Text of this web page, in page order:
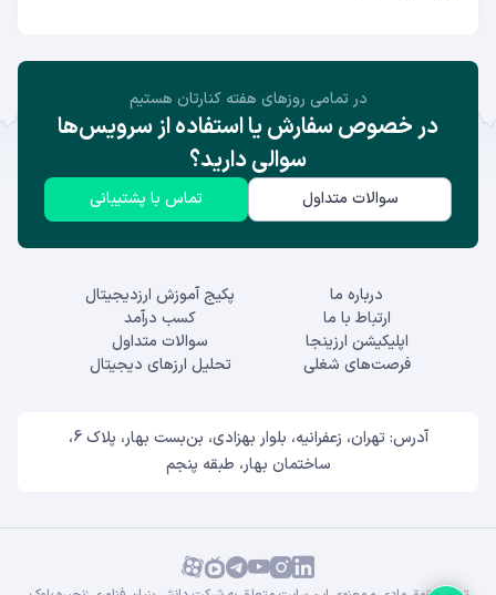
در تمامی روز‌های هفته کنارتان هستیم
در خصوص سفارش یا استفاده از سرویس‌ها
سوالی دارید؟
سوالات متداول تماس با پشتیبانی
درباره ما
ارتباط با ما
اپلیکیشن ارزینجا
فرصت‌های شغلی
پکیج آموزش ارزدیجیتال
کسب درآمد
سوالات متداول
تحلیل ارزهای دیجیتال
آدرس: تهران، زعفرانیه، بلوار بهزادی، بن‌بست بهار، پلاک 6،
ساختمان بهار، طبقه پنجم